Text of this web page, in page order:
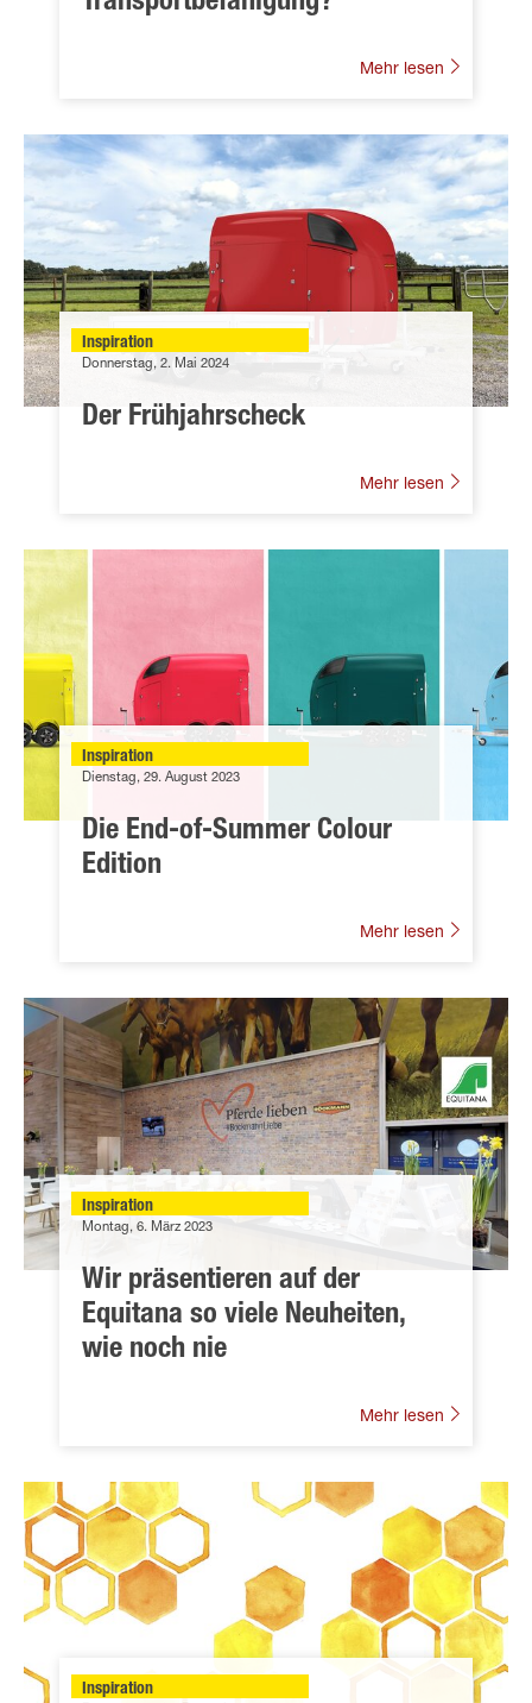
Mehr lesen
Inspiration
Donnerstag, 2. Mai 2024
Der Frühjahrscheck
Mehr lesen
Inspiration
Dienstag, 29. August 2023
Die End-of-Summer Colour
Edition
Mehr lesen
Inspiration
Montag, 6. März 2023
Wir präsentieren auf der
Equitana so viele Neuheiten,
wie noch nie
Mehr lesen
Inspiration